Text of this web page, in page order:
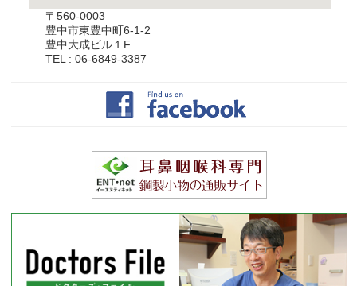
〒560-0003
豊中市東豊中町6-1-2
豊中大成ビル１F
TEL : 06-6849-3387